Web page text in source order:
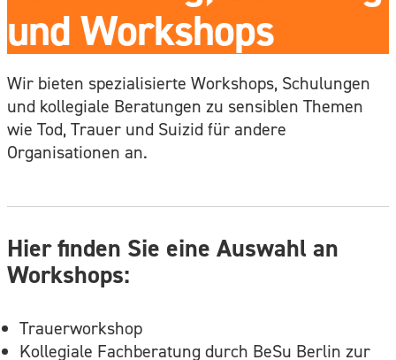
und Workshops
Wir bieten spezialisierte Workshops, Schulungen
und kollegiale Beratungen zu sensiblen Themen
wie Tod, Trauer und Suizid für andere
Organisationen an.
Hier finden Sie eine Auswahl an
Workshops:
Trauerworkshop
Kollegiale Fachberatung durch BeSu Berlin zur